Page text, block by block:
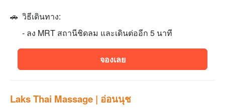
🚗 วิธีเดินทาง:
- ลง MRT สถานีชิดลม และเดินต่ออีก 5 นาที
จองเลย
Laks Thai Massage | อ่อนนุช